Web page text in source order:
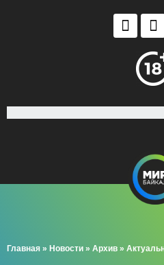
Главная » Новости » Архив »